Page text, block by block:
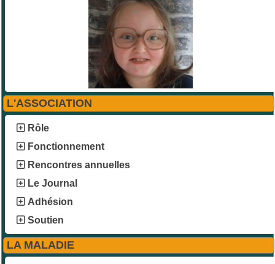
L'ASSOCIATION
Rôle
Fonctionnement
Rencontres annuelles
Le Journal
Adhésion
Soutien
LA MALADIE